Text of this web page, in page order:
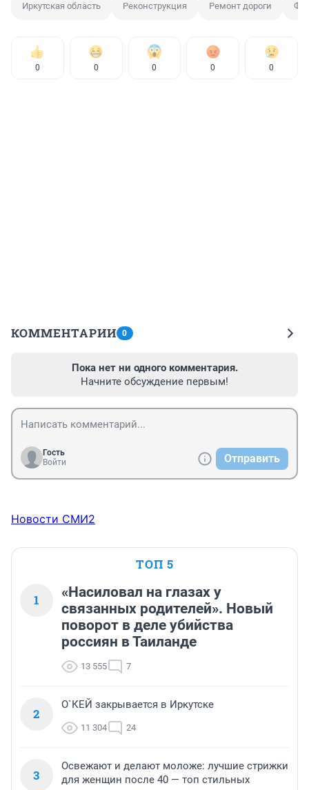
Иркутская область Реконструкция Ремонт дороги
0 0 0 0 0
КОММЕНТАРИИ 0
Пока нет ни одного комментария.
Начните обсуждение первым!
Гость
Войти
Отправить
Новости СМИ2
ТОП 5
1
«Насиловал на глазах у
связанных родителей». Новый
поворот в деле убийства
россиян в Таиланде
13 555 7
2
О`КЕЙ закрывается в Иркутске
11 304 24
3
Освежают и делают моложе: лучшие стрижки
для женщин после 40 — топ стильных